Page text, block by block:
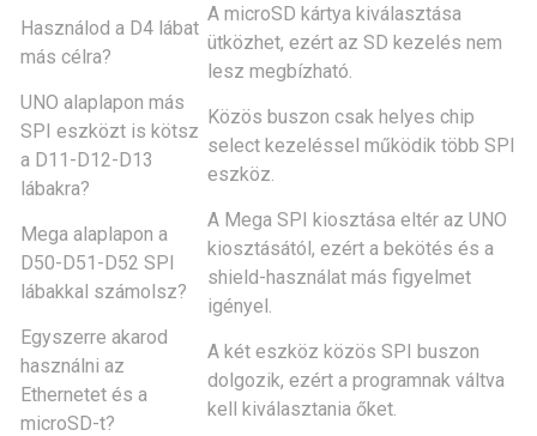
Használod a D4 lábat
más célra?
A microSD kártya kiválasztása
ütközhet, ezért az SD kezelés nem
lesz megbízható.
UNO alaplapon más
SPI eszközt is kötsz
a D11-D12-D13
lábakra?
Közös buszon csak helyes chip
select kezeléssel működik több SPI
eszköz.
Mega alaplapon a
D50-D51-D52 SPI
lábakkal számolsz?
A Mega SPI kiosztása eltér az UNO
kiosztásától, ezért a bekötés és a
shield-használat más figyelmet
igényel.
Egyszerre akarod
használni az
Ethernetet és a
microSD-t?
A két eszköz közös SPI buszon
dolgozik, ezért a programnak váltva
kell kiválasztania őket.